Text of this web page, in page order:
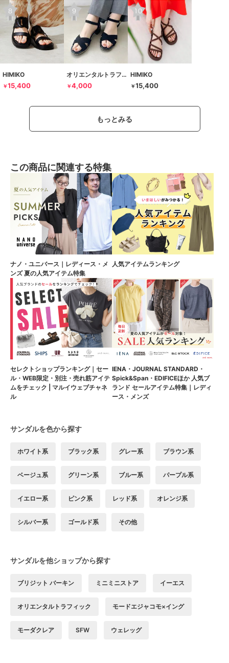
HIMIKO
￥15,400
オリエンタルトラフィック
￥4,000
HIMIKO
￥15,400
もっとみる
この商品に関連する特集
ナノ・ユニバース｜レディース・メ
ンズ 夏の人気アイテム特集
人気アイテムランキング
セレクトショップランキング｜セー
ル・WEB限定・別注・売れ筋アイテ
ムをチェック | マルイウェブチャネ
ル
IENA・JOURNAL STANDARD・
Spick&Span・EDIFICEほか 人気ブ
ランド セールアイテム特集｜レディ
ース・メンズ
サンダルを色から探す
ホワイト系 ブラック系 グレー系 ブラウン系
ベージュ系 グリーン系 ブルー系 パープル系
イエロー系 ピンク系 レッド系 オレンジ系
シルバー系 ゴールド系 その他
サンダルを他ショップから探す
ブリジット バーキン ミニミニストア イーエス
オリエンタルトラフィック モードエジャコモ×イング
モーダクレア SFW ウェレッグ